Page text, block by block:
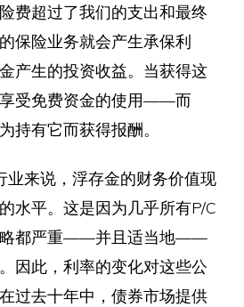
超过了我们的支出和最终
保险业务就会产生承保利
产生的投资收益。当获得这
受免费资金的使用——而
持有它而获得报酬。
来说，浮存金的财务价值现
水平。这是因为几乎所有P/C
略都严重——并且适当地——
因此，利率的变化对这些公
过去十年中，债券市场提供